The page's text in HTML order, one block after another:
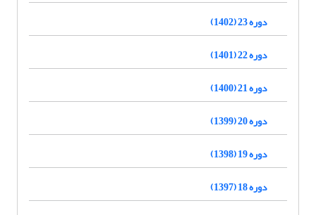
دوره 23 (1402)
دوره 22 (1401)
دوره 21 (1400)
دوره 20 (1399)
دوره 19 (1398)
دوره 18 (1397)